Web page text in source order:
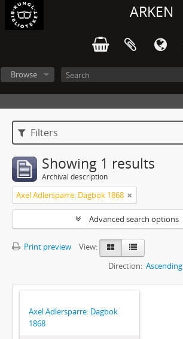
ARKEN
Browse
Filters
Showing 1 results
Archival description
Axel Adlersparre: Dagbok 1868
Advanced search options
Print preview
View:
Direction: Ascending
Axel Adlersparre: Dagbok
1868